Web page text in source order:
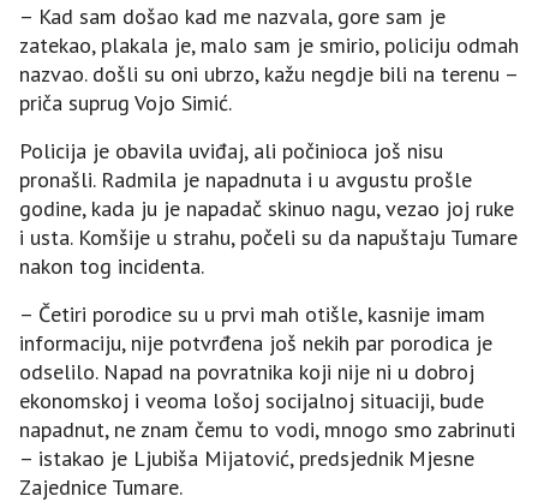
– Kad sam došao kad me nazvala, gore sam je
zatekao, plakala je, malo sam je smirio, policiju odmah
nazvao. došli su oni ubrzo, kažu negdje bili na terenu –
priča suprug Vojo Simić.
Policija je obavila uviđaj, ali počinioca još nisu
pronašli. Radmila je napadnuta i u avgustu prošle
godine, kada ju je napadač skinuo nagu, vezao joj ruke
i usta. Komšije u strahu, počeli su da napuštaju Tumare
nakon tog incidenta.
– Četiri porodice su u prvi mah otišle, kasnije imam
informaciju, nije potvrđena još nekih par porodica je
odselilo. Napad na povratnika koji nije ni u dobroj
ekonomskoj i veoma lošoj socijalnoj situaciji, bude
napadnut, ne znam čemu to vodi, mnogo smo zabrinuti
– istakao je Ljubiša Mijatović, predsjednik Mjesne
Zajednice Tumare.